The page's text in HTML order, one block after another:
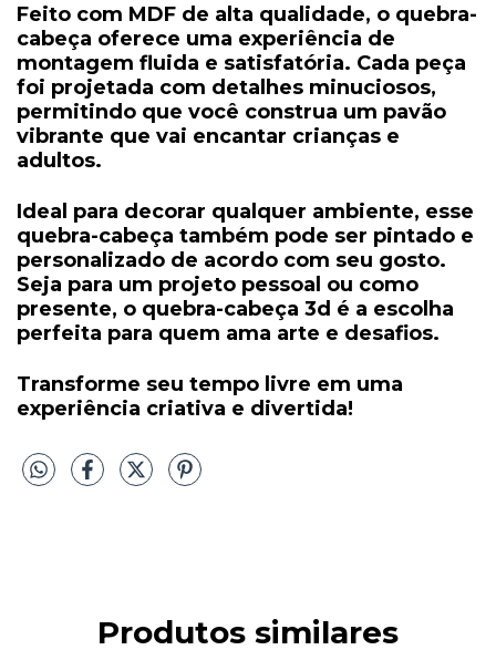
Feito com MDF de alta qualidade, o quebra-
cabeça oferece uma experiência de
montagem fluida e satisfatória. Cada peça
foi projetada com detalhes minuciosos,
permitindo que você construa um pavão
vibrante que vai encantar crianças e
adultos.
Ideal para decorar qualquer ambiente, esse
quebra-cabeça também pode ser pintado e
personalizado de acordo com seu gosto.
Seja para um projeto pessoal ou como
presente, o quebra-cabeça 3d é a escolha
perfeita para quem ama arte e desafios.
Transforme seu tempo livre em uma
experiência criativa e divertida!
Produtos similares